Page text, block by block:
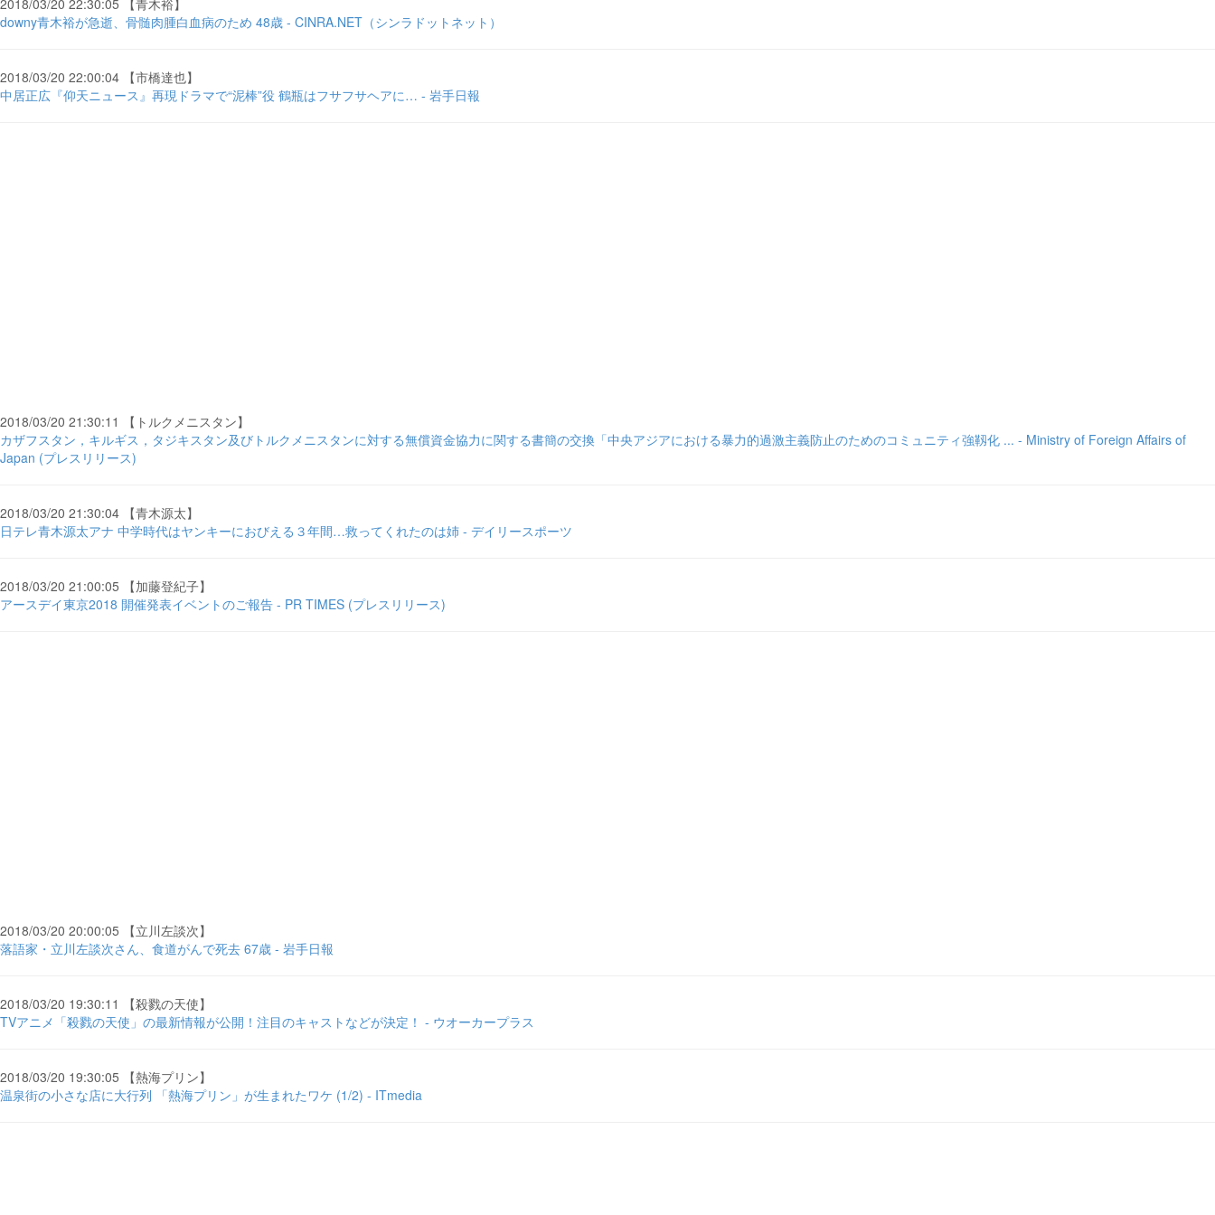
2018/03/20 22:30:05 【青木裕】
downy青木裕が急逝、骨髄肉腫白血病のため 48歳 - CINRA.NET（シンラドットネット）
2018/03/20 22:00:04 【市橋達也】
中居正広『仰天ニュース』再現ドラマで“泥棒”役 鶴瓶はフサフサヘアに… - 岩手日報
2018/03/20 21:30:11 【トルクメニスタン】
カザフスタン，キルギス，タジキスタン及びトルクメニスタンに対する無償資金協力に関する書簡の交換「中央アジアにおける暴力的過激主義防止のためのコミュニティ強靱化 ... - Ministry of Foreign Affairs of
Japan (プレスリリース)
2018/03/20 21:30:04 【青木源太】
日テレ青木源太アナ 中学時代はヤンキーにおびえる３年間…救ってくれたのは姉 - デイリースポーツ
2018/03/20 21:00:05 【加藤登紀子】
アースデイ東京2018 開催発表イベントのご報告 - PR TIMES (プレスリリース)
2018/03/20 20:00:05 【立川左談次】
落語家・立川左談次さん、食道がんで死去 67歳 - 岩手日報
2018/03/20 19:30:11 【殺戮の天使】
TVアニメ「殺戮の天使」の最新情報が公開！注目のキャストなどが決定！ - ウオーカープラス
2018/03/20 19:30:05 【熱海プリン】
温泉街の小さな店に大行列 「熱海プリン」が生まれたワケ (1/2) - ITmedia